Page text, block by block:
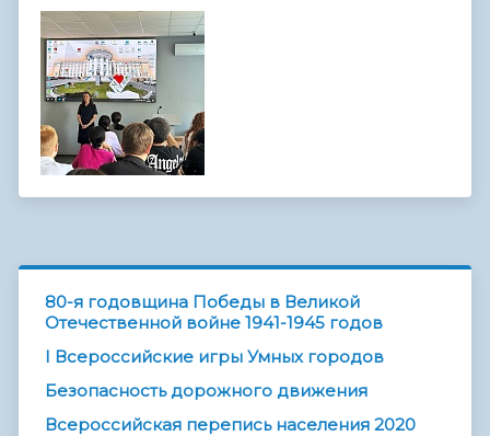
80-я годовщина Победы в Великой
Отечественной войне 1941-1945 годов
I Всероссийские игры Умных городов
Безопасность дорожного движения
Всероссийская перепись населения 2020